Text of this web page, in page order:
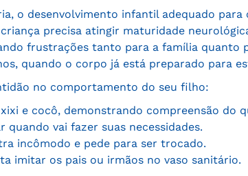
o desenvolvimento infantil adequado
precisa atingir maturidade
frustrações tanto para a família quanto
quando o corpo já está preparado para
no comportamento do seu filho:
e cocô, demonstrando compreensão do
quando vai fazer suas necessidades.
incômodo e pede para ser trocado.
imitar os pais ou irmãos no vaso sanitário.